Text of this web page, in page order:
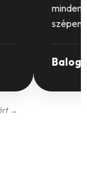
szépen
→